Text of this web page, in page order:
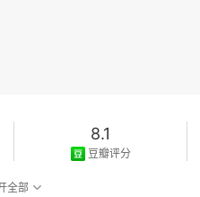
8.1
豆瓣评分
全部